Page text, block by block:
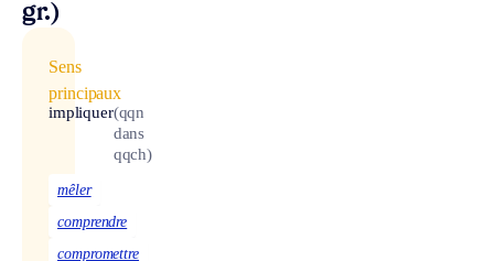
gr.)
Sens
principaux
impliquer(qqn
dans
qqch)
mêler
comprendre
compromettre